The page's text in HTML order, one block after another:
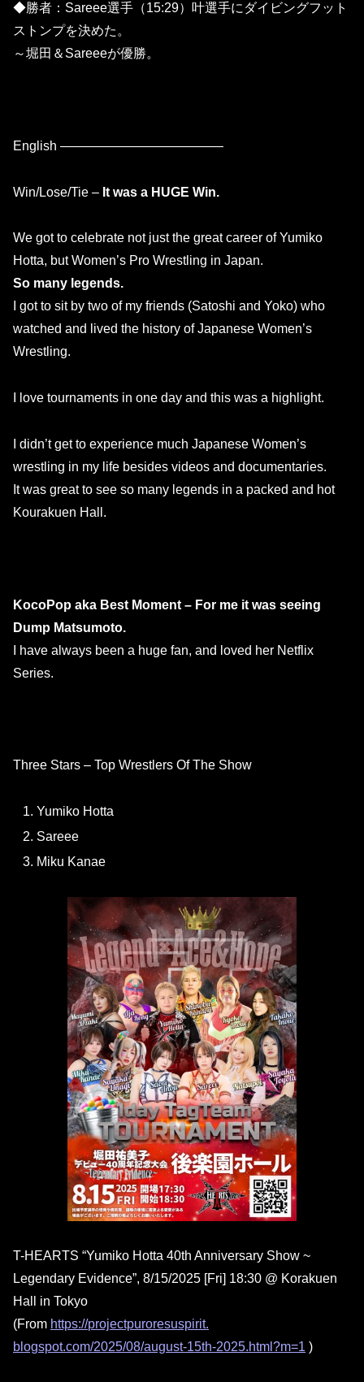
◆勝者：Sareee選手（15:29）叶選手にダイビングフット
ストンプを決めた。
～堀田＆Sareeeが優勝。
English ————————————–
Win/Lose/Tie – It was a HUGE Win.
We got to celebrate not just the great career of Yumiko
Hotta, but Women’s Pro Wrestling in Japan.
So many legends.
I got to sit by two of my friends (Satoshi and Yoko) who
watched and lived the history of Japanese Women’s
Wrestling.
I love tournaments in one day and this was a highlight.
I didn’t get to experience much Japanese Women’s
wrestling in my life besides videos and documentaries.
It was great to see so many legends in a packed and hot
Kourakuen Hall.
KocoPop aka Best Moment – For me it was seeing
Dump Matsumoto.
I have always been a huge fan, and loved her Netflix
Series.
Three Stars – Top Wrestlers Of The Show
Yumiko Hotta
Sareee
Miku Kanae
T-HEARTS “Yumiko Hotta 40th Anniversary Show ~
Legendary Evidence”, 8/15/2025 [Fri] 18:30 @ Korakuen
Hall in Tokyo
(From https://projectpuroresuspirit.
blogspot.com/2025/08/august-15th-2025.html?m=1 )